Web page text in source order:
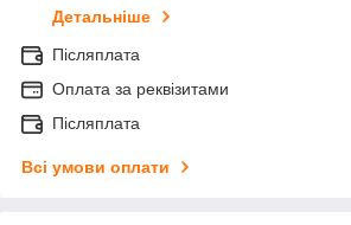
Детальніше
Післяплата
Оплата за реквізитами
Післяплата
Всі умови оплати